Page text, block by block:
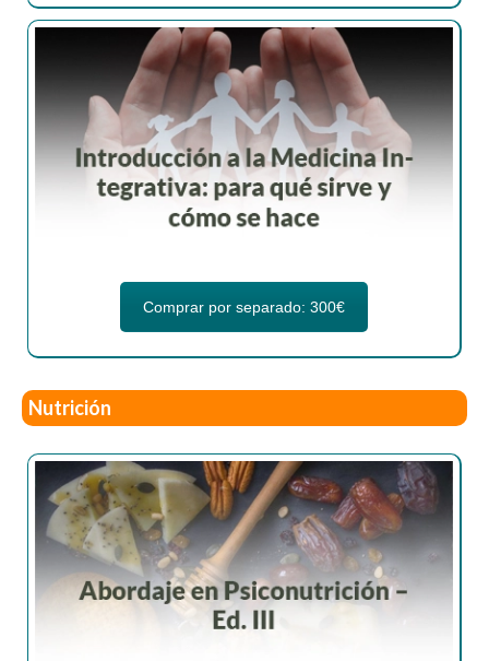
Comprar por separado: 300€
Nutrición